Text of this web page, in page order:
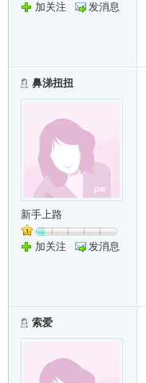
加关注 发消息
鼻涕扭扭
新手上路
加关注 发消息
索爱